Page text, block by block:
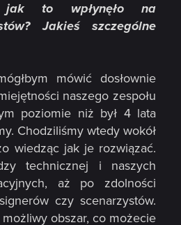
jak to wpłynęło na
Jakieś szczególne
mówić dosłownie
naszego zespołu
poziomie niż był 4 lata
Chodziliśmy wtedy wokół
wiedząc jak je rozwiązać.
technicznej i naszych
aż po zdolności
czy scenarzystów.
obszar, co możecie